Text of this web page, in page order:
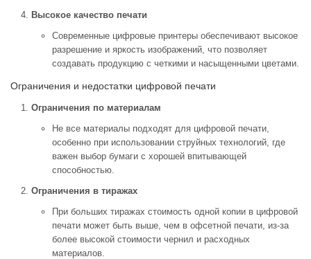
Высокое качество печати
Современные цифровые принтеры обеспечивают высокое
разрешение и яркость изображений, что позволяет
создавать продукцию с четкими и насыщенными цветами.
Ограничения и недостатки цифровой печати
Ограничения по материалам
Не все материалы подходят для цифровой печати,
особенно при использовании струйных технологий, где
важен выбор бумаги с хорошей впитывающей
способностью.
Ограничения в тиражах
При больших тиражах стоимость одной копии в цифровой
печати может быть выше, чем в офсетной печати, из-за
более высокой стоимости чернил и расходных
материалов.